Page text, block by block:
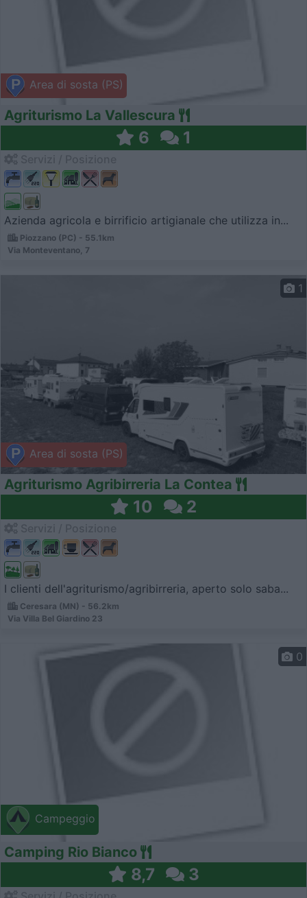
Area di sosta (PS)
Agriturismo La Vallescura
6 1
Azienda agricola e birrificio artigianale che utilizza in...
Piozzano (PC) - 55.1km
Via Monteventano, 7
Area di sosta (PS)
1
Agriturismo Agribirreria La Contea
10 2
I clienti dell'agriturismo/agribirreria, aperto solo saba...
Ceresara (MN) - 56.2km
Via Villa Bel Giardino 23
Campeggio
0
Camping Rio Bianco
8,7 3